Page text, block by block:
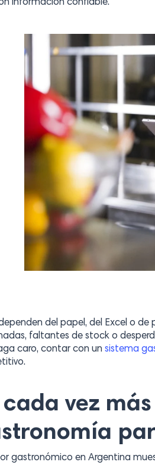
información confiable.
del papel, del Excel o
faltantes de stock o
caro, contar con un sistema
cada vez
gastronómico en Argentina